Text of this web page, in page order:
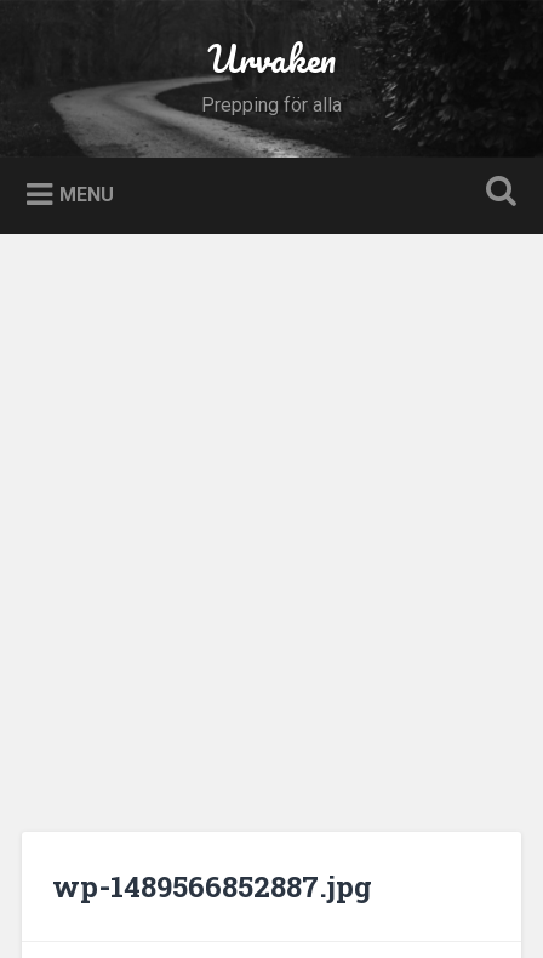
Urvaken
Prepping för alla
MENU
wp-1489566852887.jpg